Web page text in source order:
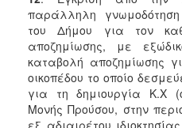
παράλληλη
του Δήμου για τον
αποζημίωσης, με
καταβολή αποζημίωσης
οικοπέδου το οποίο
για τη δημιουργία Κ.Χ
Μονής Προύσου, στην
εξ αδιαιρέτου